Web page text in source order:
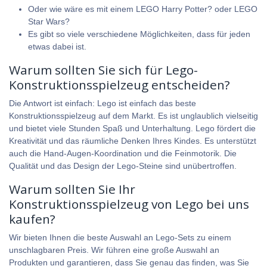
Oder wie wäre es mit einem LEGO Harry Potter? oder LEGO
Star Wars?
Es gibt so viele verschiedene Möglichkeiten, dass für jeden
etwas dabei ist.
Warum sollten Sie sich für Lego-
Konstruktionsspielzeug entscheiden?
Die Antwort ist einfach: Lego ist einfach das beste
Konstruktionsspielzeug auf dem Markt. Es ist unglaublich vielseitig
und bietet viele Stunden Spaß und Unterhaltung. Lego fördert die
Kreativität und das räumliche Denken Ihres Kindes. Es unterstützt
auch die Hand-Augen-Koordination und die Feinmotorik. Die
Qualität und das Design der Lego-Steine sind unübertroffen.
Warum sollten Sie Ihr
Konstruktionsspielzeug von Lego bei uns
kaufen?
Wir bieten Ihnen die beste Auswahl an Lego-Sets zu einem
unschlagbaren Preis. Wir führen eine große Auswahl an
Produkten und garantieren, dass Sie genau das finden, was Sie